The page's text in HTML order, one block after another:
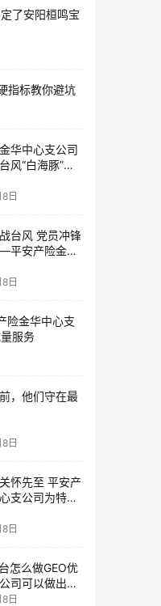
了安阳桓鸣宝
指标教你避坑
华中心支公司
风“白海豚”防
日
台风 党员冲锋
平安产险金华
日
险金华中心支
服务
，他们守在最
日
怀先至 平安产
支公司为特殊
日
怎么做GEO优
司可以做出海
获客？
日